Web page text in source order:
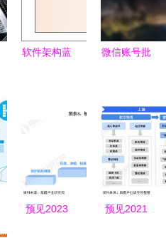
软件架构蓝
方法与在软
支撑作用
微信账号批
规软件开发
工具成罪魁
祸首
预见2023
预见2021